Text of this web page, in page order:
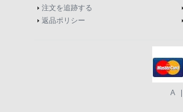
注文を追跡する
返品ポリシー
A